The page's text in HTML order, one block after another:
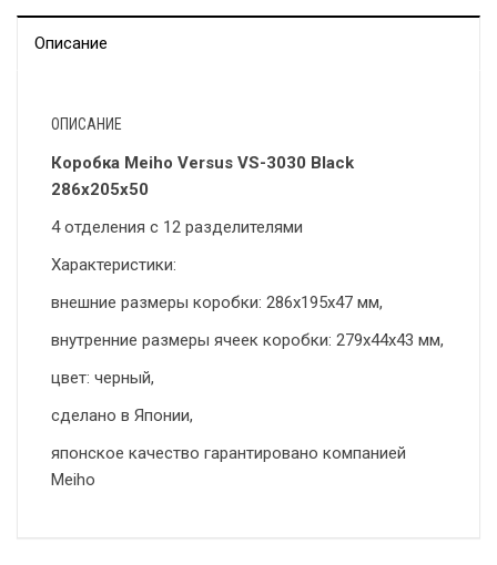
Описание
ОПИСАНИЕ
Коробка Meiho Versus VS-3030 Black
286x205x50
4 отделения с 12 разделителями
Характеристики:
внешние размеры коробки: 286x195x47 мм,
внутренние размеры ячеек коробки: 279x44x43 мм,
цвет: черный,
сделано в Японии,
японское качество гарантировано компанией
Meiho